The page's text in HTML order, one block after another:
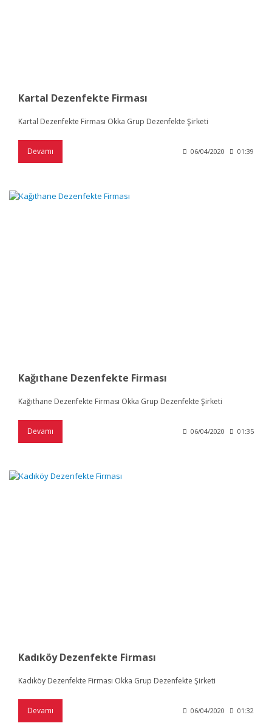
Kartal Dezenfekte Firması
Kartal Dezenfekte Firması Okka Grup Dezenfekte Şirketi
Devamı 06/04/2020 01:39
Kağıthane Dezenfekte Firması
Kağıthane Dezenfekte Firması Okka Grup Dezenfekte Şirketi
Devamı 06/04/2020 01:35
Kadıköy Dezenfekte Firması
Kadıköy Dezenfekte Firması Okka Grup Dezenfekte Şirketi
Devamı 06/04/2020 01:32